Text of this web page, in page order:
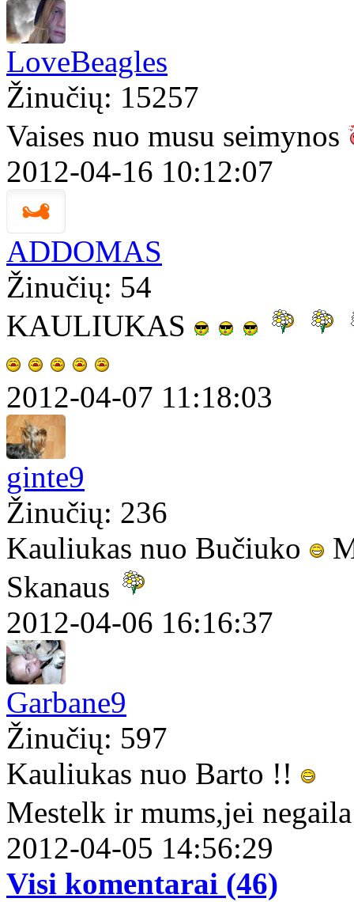
LoveBeagles
Žinučių: 15257
Vaises nuo musu seimynos
2012-04-16 10:12:07
ADDOMAS
Žinučių: 54
KAULIUKAS
2012-04-07 11:18:03
ginte9
Žinučių: 236
Kauliukas nuo Bučiuko
Skanaus
2012-04-06 16:16:37
Garbane9
Žinučių: 597
Kauliukas nuo Barto !!
Mestelk ir mums,jei
2012-04-05 14:56:29
Visi komentarai (46)